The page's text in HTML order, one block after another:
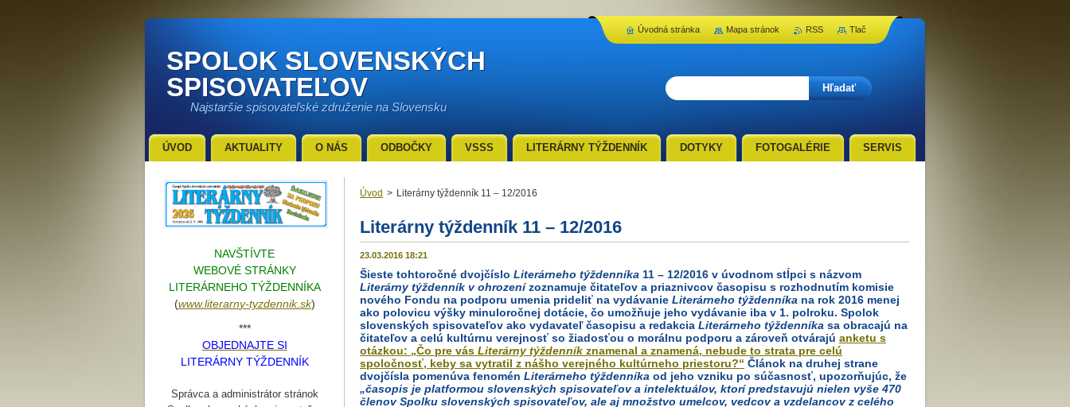
SPOLOK SLOVENSKÝCH
SPISOVATEĽOV
Najstaršie spisovateľské združenie na Slovensku
Úvod > Literárny týždenník 11 – 12/2016
Literárny týždenník 11 – 12/2016
23.03.2016 18:21
Šieste tohtoročné dvojčíslo Literárneho týždenníka 11 – 12/2016 v úvodnom stĺpci s názvom
Literárny týždenník v ohrozenízoznamuje čitateľov a priaznivcov časopisu s rozhodnutím komisie
nového Fondu na podporu umenia prideliť na vydávanie Literárneho týždenníka na rok 2016 menej
ako polovicu výšky minuloročnej dotácie, čo umožňuje jeho vydávanie iba v 1. polroku. Spolok
slovenských spisovateľov ako vydavateľ časopisu a redakcia Literárneho týždenníka sa obracajú na
čitateľov a celú kultúrnu verejnosť so žiadosťou o morálnu podporu a zároveň otvárajú anketu s
otázkou: „Čo pre vás Literárny týždenník znamenal a znamená, nebude to strata pre celú
spoločnosť, keby sa vytratil z nášho verejného kultúrneho priestoru?“ Článok na druhej strane
dvojčísla pomenúva fenomén Literárneho týždenníka od jeho vzniku po súčasnosť, upozorňujúc, že
„časopis je platformou slovenských spisovateľov a intelektuálov, ktorí predstavujú nielen vyše 470
členov Spolku slovenských spisovateľov, ale aj množstvo umelcov, vedcov a vzdelancov z celého
NAVŠTÍVTE
WEBOVÉ STRÁNKY
LITERÁRNEHO TÝŽDENNÍKA
(www.literarny-tyzdennik.sk)
***
OBJEDNAJTE SI
LITERÁRNY TÝŽDENNÍK
Správca a administrátor stránok
ÚVOD AKTUALITY O NÁS ODBOČKY VSSS LITERÁRNY TÝŽDENNÍK DOTYKY FOTOGALÉRIE SERVIS
Úvodná stránka Mapa stránok RSS Tlač